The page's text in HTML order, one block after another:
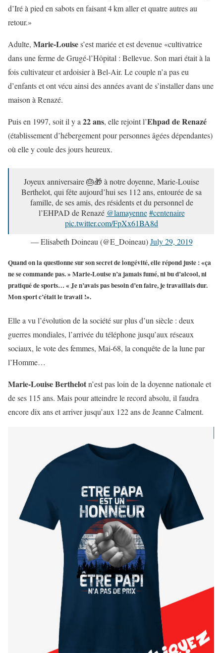
d’Iré à pied en sabots en faisant 4 km aller et quatre autres au
retour.»
Adulte, Marie-Louises’est mariée et est devenue «cultivatrice
dans une ferme de Grugé-l’Hôpital : Bellevue. Son mari était à la
fois cultivateur et ardoisier à Bel-Air. Le couple n’a pas eu
d’enfants et ont vécu ainsi des années avant de s’installer dans une
maison à Renazé.
Puis en 1997, soit il y a 22 ans, elle rejoint l’Ehpad de Renazé
(établissement d’hébergement pour personnes âgées dépendantes)
où elle y coule des jours heureux.
Joyeux anniversaire 🎂🎁 à notre doyenne, Marie-Louise
Berthelot, qui fête aujourd’hui ses 112 ans, entourée de sa
famille, de ses amis, des résidents et du personnel de
l’EHPAD de Renazé @lamayenne #centenaire
pic.twitter.com/FpXx61BA8d
— Elisabeth Doineau (@E_Doineau)July 29, 2019
Quand on la questionne sur son secret de longévité, elle répond juste : «ça
ne se commande pas. » Marie-Louise n’a jamais fumé, ni bu d’alcool, ni
pratiqué de sports… « Je n’avais pas besoin d’en faire, je travaillais dur.
Mon sport c’était le travail !».
Elle a vu l’évolution de la société sur plus d’un siècle : deux
guerres mondiales, l’arrivée du téléphone jusqu’aux réseaux
sociaux, le vote des femmes, Mai-68, la conquête de la lune par
l’Homme…
Marie-Louise Berthelotn’est pas loin de la doyenne nationale et
de ses 115 ans. Mais pour atteindre le record absolu, il faudra
encore dix ans et arriver jusqu’aux 122 ans de Jeanne Calment.